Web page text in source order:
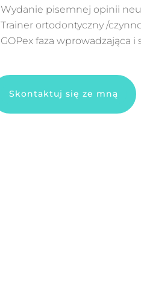
Wydanie pisemnej opinii
Trainer ortodontyczny /
GOPex faza wprowadzająca i
Skontaktuj się ze mną